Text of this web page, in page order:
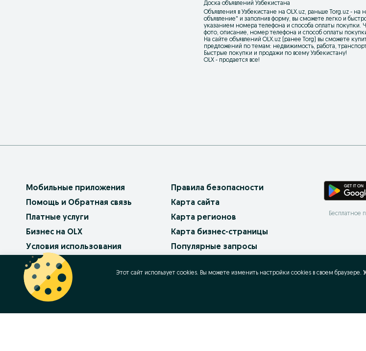
Доска объявлений Узбекистана
Объявления в Узбекистане на OLX.uz, раньше Torg.uz -
объявление" и заполнив форму, вы сможете легко и
указанием номера телефона и способа оплаты покупки.
фото, описание, номер телефона и способ оплаты
На сайте объявлений OLX.uz (ранее Torg) вы сможете
предложений по темам: недвижимость, работа,
Быстрые покупки и продажи по всему Узбекистану!
OLX - продается все!
Мобильные приложения
Помощь и Обратная связь
Платные услуги
Бизнес на OLX
Условия использования
Политика конфиденциальности
Правила безопасности
Карта сайта
Карта регионов
Карта бизнес-страницы
Популярные запросы
Как продавать и покупать?
Бесплатное
OLX.bg OLX.pl OLX.ro OLX.ua OLX.pt
Этот сайт использует cookies. Вы можете изменить настройки cookies в своeм браузере.